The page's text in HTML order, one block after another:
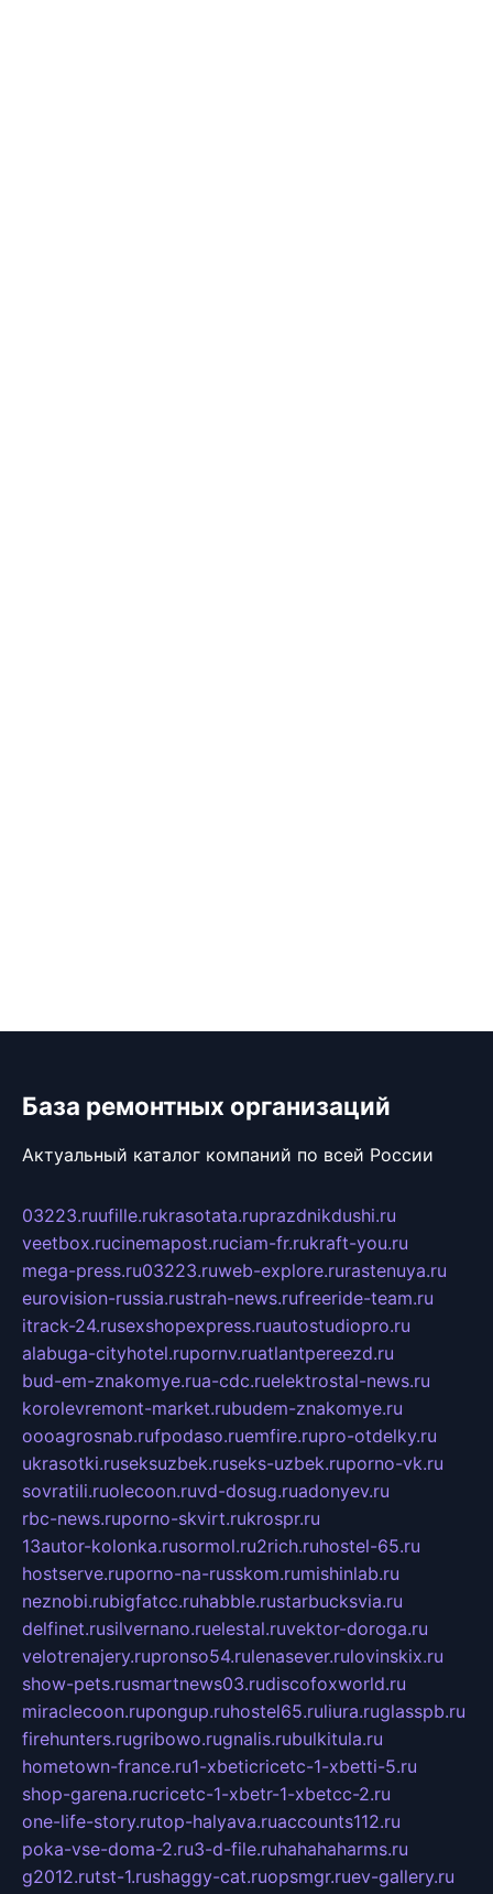
База ремонтных организаций
Актуальный каталог компаний по всей России
03223.ruufille.rukrasotata.ruprazdnikdushi.ru
veetbox.rucinemapost.ruciam-fr.rukraft-you.ru
mega-press.ru03223.ruweb-explore.rurastenuya.ru
eurovision-russia.rustrah-news.rufreeride-team.ru
itrack-24.rusexshopexpress.ruautostudiopro.ru
alabuga-cityhotel.rupornv.ruatlantpereezd.ru
bud-em-znakomye.rua-cdc.ruelektrostal-news.ru
korolevremont-market.rubudem-znakomye.ru
oooagrosnab.rufpodaso.ruemfire.rupro-otdelky.ru
ukrasotki.ruseksuzbek.ruseks-uzbek.ruporno-vk.ru
sovratili.ruolecoon.ruvd-dosug.ruadonyev.ru
rbc-news.ruporno-skvirt.rukrospr.ru
13autor-kolonka.rusormol.ru2rich.ruhostel-65.ru
hostserve.ruporno-na-russkom.rumishinlab.ru
neznobi.rubigfatcc.ruhabble.rustarbucksvia.ru
delfinet.rusilvernano.ruelestal.ruvektor-doroga.ru
velotrenajery.rupronso54.rulenasever.rulovinskix.ru
show-pets.rusmartnews03.rudiscofoxworld.ru
miraclecoon.rupongup.ruhostel65.ruliura.ruglasspb.ru
firehunters.rugribowo.rugnalis.rubulkitula.ru
hometown-france.ru1-xbeticricetc-1-xbetti-5.ru
shop-garena.rucricetc-1-xbetr-1-xbetcc-2.ru
one-life-story.rutop-halyava.ruaccounts112.ru
poka-vse-doma-2.ru3-d-file.ruhahahaharms.ru
g2012.rutst-1.rushaggy-cat.ruopsmgr.ruev-gallery.ru